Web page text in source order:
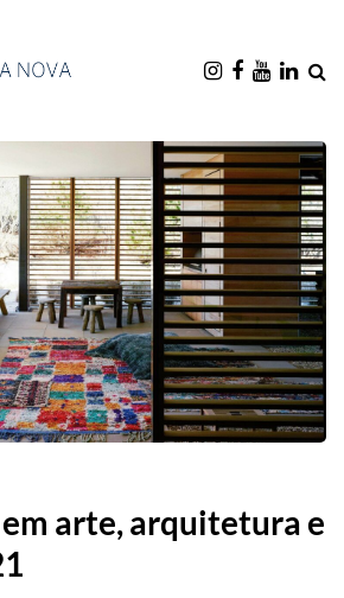
arte, arquitetura e